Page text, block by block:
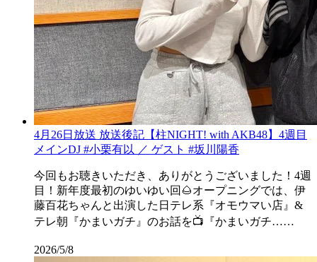
4月26日放送 放送後記【柱NIGHT! with AKB48】4週目
メインDJ #小栗有以 ／ ゲスト #坂川陽香
今回もお聴きいただき、ありがとうございました！4週
目！新年度最初のゆいゆい回🌰オープニングでは、伊
藤百花ちゃんと出演した日テレ系『オモウマい店』&
テレ朝『かまいガチ』のお話を📺『かまいガチ……
2026/5/8